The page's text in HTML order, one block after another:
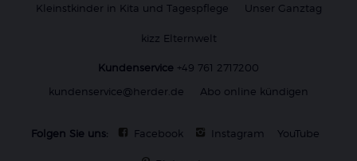
Kleinstkinder in Kita und Tagespflege Unser Ganztag
kizz Elternwelt
Kundenservice +49 761 2717200
kundenservice@herder.de
Abo online kündigen
Folgen Sie uns: Facebook Instagram YouTube